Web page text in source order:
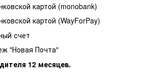
картой (monobank)
картой (WayForPay)
счет
"Новая Почта"
12 месяцев.